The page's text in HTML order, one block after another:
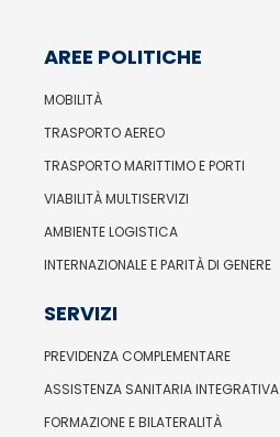
AREE POLITICHE
MOBILITÀ
TRASPORTO AEREO
TRASPORTO MARITTIMO E PORTI
VIABILITÀ MULTISERVIZI
AMBIENTE LOGISTICA
INTERNAZIONALE E PARITÀ DI GENERE
SERVIZI
PREVIDENZA COMPLEMENTARE
ASSISTENZA SANITARIA INTEGRATIVA
FORMAZIONE E BILATERALITÀ